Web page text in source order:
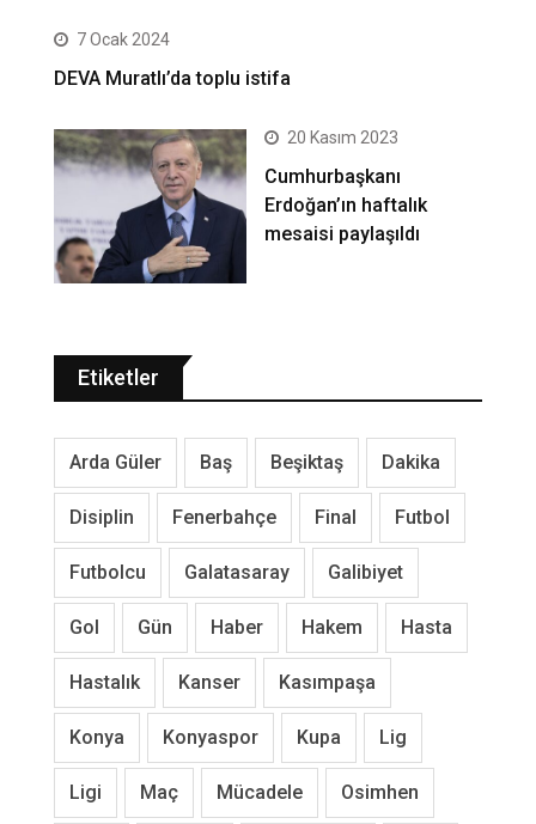
7 Ocak 2024
DEVA Muratlı’da toplu istifa
20 Kasım 2023
Cumhurbaşkanı
Erdoğan’ın haftalık
mesaisi paylaşıldı
Etiketler
Arda Güler Baş Beşiktaş Dakika
Disiplin Fenerbahçe Final Futbol
Futbolcu Galatasaray Galibiyet
Gol Gün Haber Hakem Hasta
Hastalık Kanser Kasımpaşa
Konya Konyaspor Kupa Lig
Ligi Maç Mücadele Osimhen